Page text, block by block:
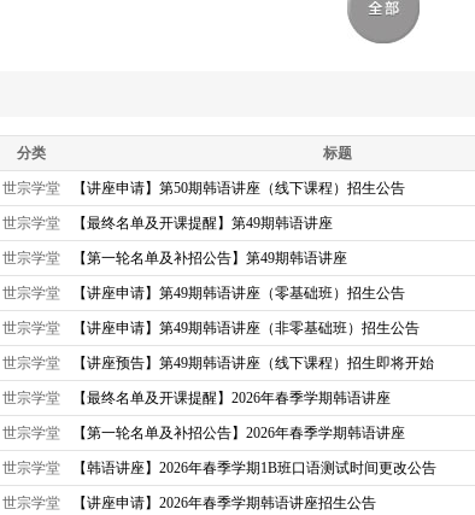
分类 标题
世宗学堂 【讲座申请】第50期韩语讲座（线下课程）招生公告
世宗学堂 【最终名单及开课提醒】第49期韩语讲座
世宗学堂 【第一轮名单及补招公告】第49期韩语讲座
世宗学堂 【讲座申请】第49期韩语讲座（零基础班）招生公告
世宗学堂 【讲座申请】第49期韩语讲座（非零基础班）招生公告
世宗学堂 【讲座预告】第49期韩语讲座（线下课程）招生即将开始
世宗学堂 【最终名单及开课提醒】2026年春季学期韩语讲座
世宗学堂 【第一轮名单及补招公告】2026年春季学期韩语讲座
世宗学堂 【韩语讲座】2026年春季学期1B班口语测试时间更改公告
世宗学堂 【讲座申请】2026年春季学期韩语讲座招生公告